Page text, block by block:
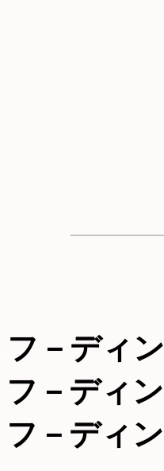
フ－ディン
フ－ディン
フ－ディン